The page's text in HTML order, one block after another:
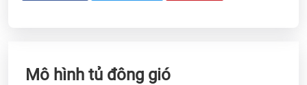
Mô hình tủ đông gió